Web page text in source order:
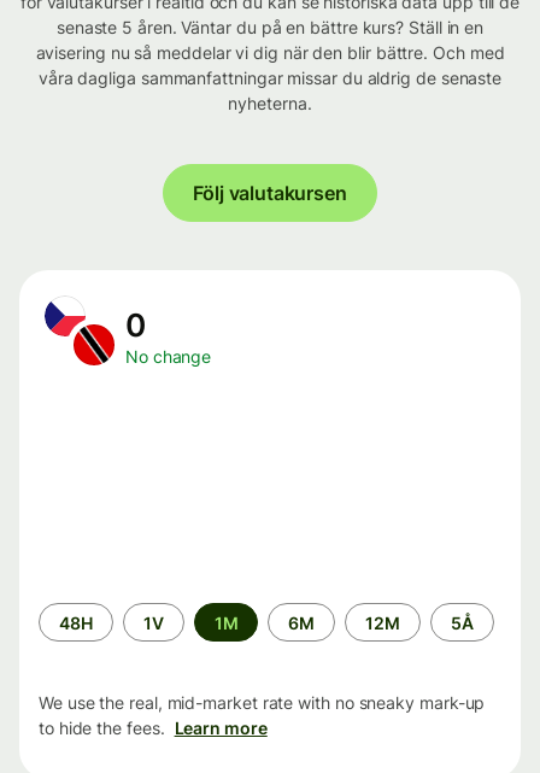
senaste 5 åren. Väntar du på en bättre kurs? Ställ in en
avisering nu så meddelar vi dig när den blir bättre. Och med
våra dagliga sammanfattningar missar du aldrig de senaste
nyheterna.
Följ valutakursen
0
No change
Time
period
48H 1V 1M 6M 12M 5Å
We use the real, mid-market rate with no sneaky mark-up
to hide the fees. Learn more